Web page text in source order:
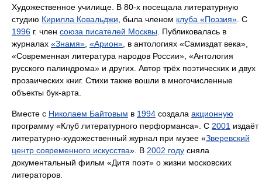
Художественное училище. В 80-х посещала литературную
студию Кирилла Ковальджи , была членом клуба «Поэзия» . С
1996 г. член союза писателей Москвы . Публиковалась в
журналах «Знамя» «Арион» , в антологиях «Самиздат века»,
«Современная литература народов России», «Антология
русского палиндрома» и других. Автор трёх поэтических и двух
прозаических книг. Стихи также вошли в многочисленные
объекты бук-арта.
Вместе с Николаем Байтовым в 1994 создала акционную
программу «Клуб литературного перформанса». С 2001 издаёт
литературно-художественный журнал при музее «Зверевский
центр современного искусства». В 2002 году сняла
документальный фильм «Дитя поэт» о жизни московских
литераторов.